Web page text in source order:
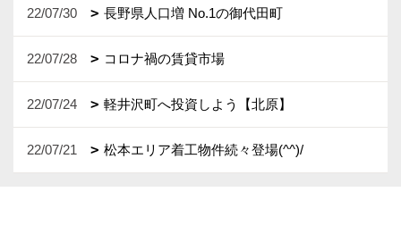
22/07/30 長野県人口増 No.1の御代田町
22/07/28 コロナ禍の賃貸市場
22/07/24 軽井沢町へ投資しよう【北原】
22/07/21 松本エリア着工物件続々登場(^^)/